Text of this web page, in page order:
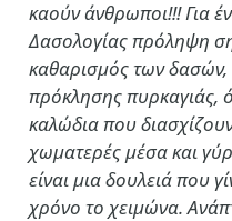
καούν άνθρωποι!!! Για
Δασολογίας πρόληψη
καθαρισμός των δασών,
πρόκλησης πυρκαγιάς,
καλώδια που
χωματερές μέσα και
είναι μια δουλειά που
χρόνο το χειμώνα.